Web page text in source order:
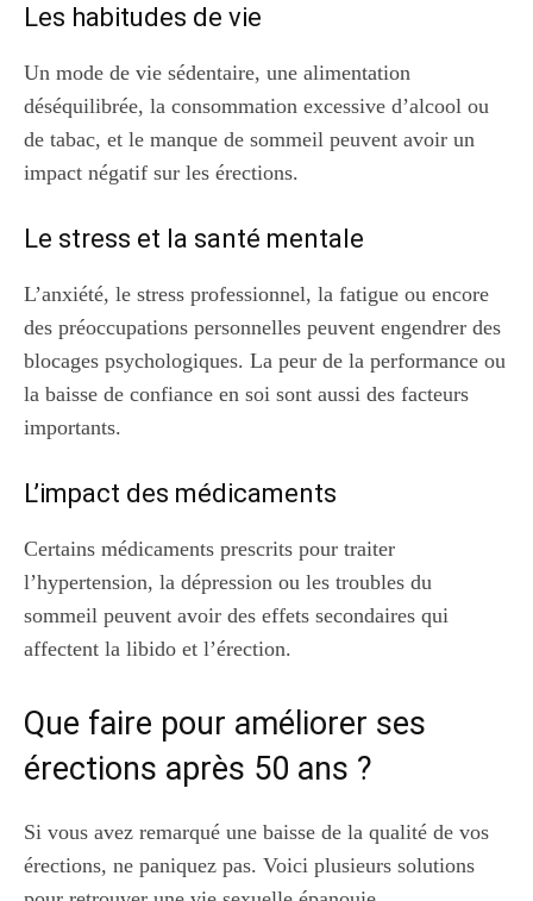
Les habitudes de vie
Un mode de vie sédentaire, une alimentation
déséquilibrée, la consommation excessive d’alcool ou
de tabac, et le manque de sommeil peuvent avoir un
impact négatif sur les érections.
Le stress et la santé mentale
L’anxiété, le stress professionnel, la fatigue ou encore
des préoccupations personnelles peuvent engendrer des
blocages psychologiques. La peur de la performance ou
la baisse de confiance en soi sont aussi des facteurs
importants.
L’impact des médicaments
Certains médicaments prescrits pour traiter
l’hypertension, la dépression ou les troubles du
sommeil peuvent avoir des effets secondaires qui
affectent la libido et l’érection.
Que faire pour améliorer ses
érections après 50 ans ?
Si vous avez remarqué une baisse de la qualité de vos
érections, ne paniquez pas. Voici plusieurs solutions